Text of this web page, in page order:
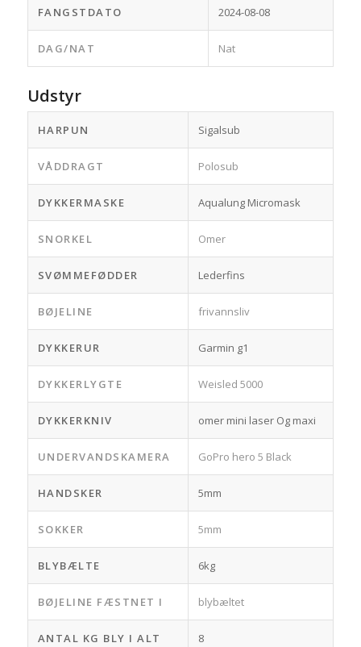
FANGSTDATO 2024-08-08
DAG/NAT Nat
Udstyr
HARPUN Sigalsub
VÅDDRAGT Polosub
DYKKERMASKE Aqualung Micromask
SNORKEL Omer
SVØMMEFØDDER Lederfins
BØJELINE frivannsliv
DYKKERUR Garmin g1
DYKKERLYGTE Weisled 5000
DYKKERKNIV omer mini laser Og maxi
UNDERVANDSKAMERA GoPro hero 5 Black
HANDSKER 5mm
SOKKER 5mm
BLYBÆLTE 6kg
BØJELINE FÆSTNET I blybæltet
ANTAL KG BLY I ALT 8